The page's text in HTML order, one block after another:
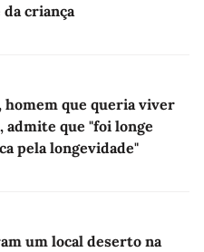
criança
homem que queria viver
admite que "foi longe
pela longevidade"
um local deserto na